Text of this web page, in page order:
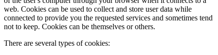
web. Cookies can be used to collect and store user data while
connected to provide you the requested services and sometimes tend
not to keep. Cookies can be themselves or others.
There are several types of cookies: